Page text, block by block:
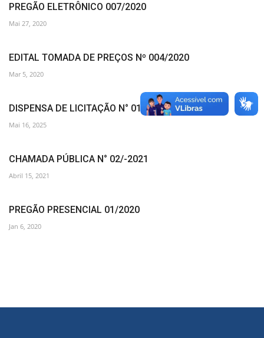
PREGÃO ELETRÔNICO 007/2020
Mai 27, 2020
EDITAL TOMADA DE PREÇOS Nº 004/2020
Mar 5, 2020
DISPENSA DE LICITAÇÃO N° 014/2025
Mai 16, 2025
CHAMADA PÚBLICA N° 02/-2021
Abril 15, 2021
PREGÃO PRESENCIAL 01/2020
Jan 6, 2020